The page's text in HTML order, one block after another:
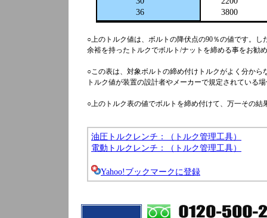
36
3800
○上のトルク値は、ボルトの降伏点の90％の値です。
余裕を持ったトルクでボルト/ナットを締める事をお勧
○この表は、対象ボルトの締め付けトルクがよく分か
トルク値が装置の設計者やメーカーで規定されている
○上のトルク表の値でボルトを締め付けて、万一その
油圧トルクレンチ：（トルク管理工具）
電動トルクレンチ：（トルク管理工具）
Yahoo!ブックマークに登録